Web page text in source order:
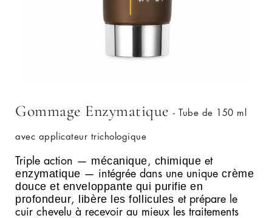
Gommage Enzymatique - Tube de 150 ml
avec applicateur trichologique
Triple action — mécanique chimique et
enzymatique — intégrée dans une uniquecrème
douce et enveloppante qui purifie en
profondeur
libère les follicules et prépare le
cuir chevelu à recevoir au mieux les traitements